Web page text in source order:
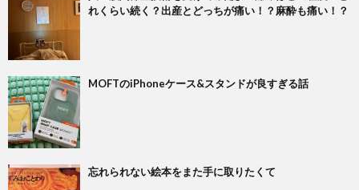
れくらい続く？出産とどっちが痛い！？麻酔も痛い！？
MOFTのiPhoneケース&スタンドが良すぎる話
忘れられない絵本をまた手に取りたくて